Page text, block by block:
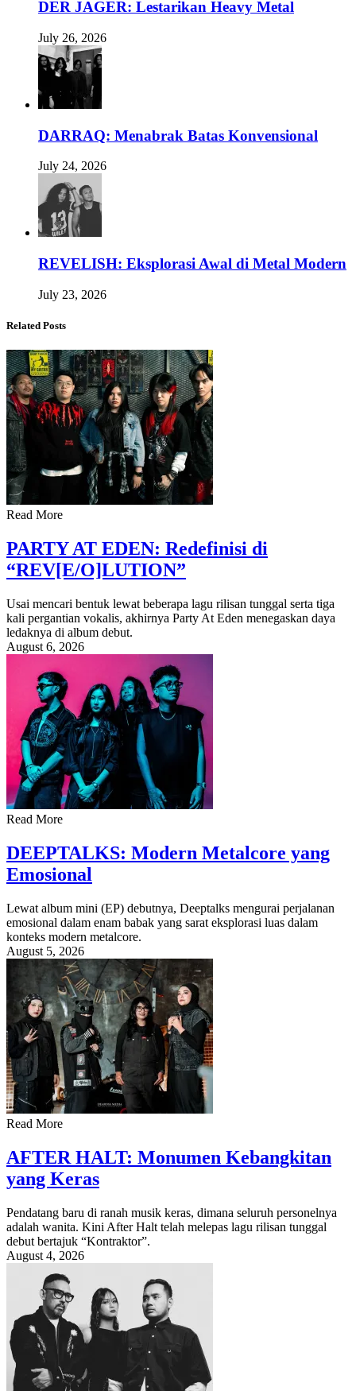
DER JAGER: Lestarikan Heavy Metal
July 26, 2026
DARRAQ: Menabrak Batas Konvensional
July 24, 2026
REVELISH: Eksplorasi Awal di Metal Modern
July 23, 2026
Related Posts
Read More
PARTY AT EDEN: Redefinisi di
“REV[E/O]LUTION”
Usai mencari bentuk lewat beberapa lagu rilisan tunggal serta tiga
kali pergantian vokalis, akhirnya Party At Eden menegaskan daya
ledaknya di album debut.
August 6, 2026
Read More
DEEPTALKS: Modern Metalcore yang
Emosional
Lewat album mini (EP) debutnya, Deeptalks mengurai perjalanan
emosional dalam enam babak yang sarat eksplorasi luas dalam
konteks modern metalcore.
August 5, 2026
Read More
AFTER HALT: Monumen Kebangkitan
yang Keras
Pendatang baru di ranah musik keras, dimana seluruh personelnya
adalah wanita. Kini After Halt telah melepas lagu rilisan tunggal
debut bertajuk “Kontraktor”.
August 4, 2026